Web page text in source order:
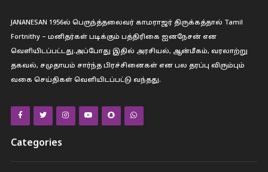
JANANESAN 1956ல் பெருந்த்தலைவர் காமராஜர் திருக்கத்தால் Tamil
Fortnithy – மனிதர்கள் படிக்கும் பத்திரிகை ஐனநேசன் என
வெளியிடப்பட்டது.அப்போது இதில் அரசியல், ஆன்மீகம், வரலாற்று
தகவல், சமுதாயம் சார்ந்த பிரச்சினைகள் என பல தரப்பு விரும்பும்
வகை செய்திகள் வெளியிடப்பட்டு வந்தது.
Categories